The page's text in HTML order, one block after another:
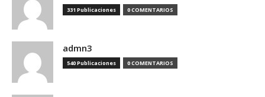
331 Publicaciones 0 COMENTARIOS
admn3
540 Publicaciones 0 COMENTARIOS